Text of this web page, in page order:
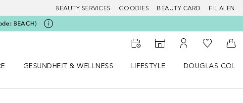
BEAUTY SERVICES GOODIES BEAUTY CARD FILIALEN
BEACH)
Zum Storefinder
Zu Meinem
Zu Meiner
GESUNDHEIT & WELLNESS
LIFESTYLE
DOUGLAS